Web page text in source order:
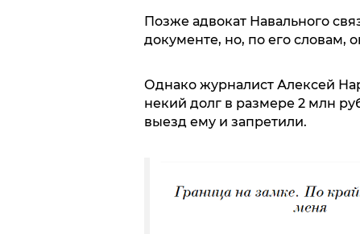
Позже адвокат Навального
документе, но, по его словам,
Однако журналист Алексей
некий долг в размере 2 млн
выезд ему и запретили.